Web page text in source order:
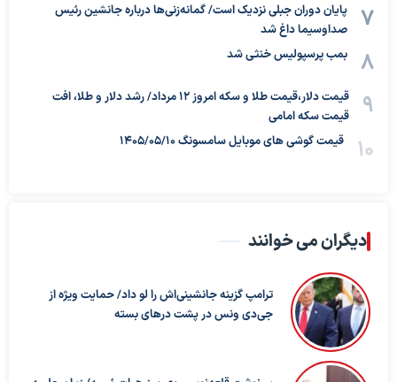
پایان دوران جبلی نزدیک است/ گمانه‌زنی‌ها درباره جانشین رئیس
صداوسیما داغ شد
بمب پرسپولیس خنثی شد
قیمت دلار،قیمت طلا و سکه امروز ۱۲ مرداد/ رشد دلار و طلا، افت
قیمت سکه امامی
قیمت گوشی های موبایل سامسونگ 1405/05/10
دیگران می خوانند
ترامپ گزینه جانشینی‌اش را لو داد/ حمایت ویژه از
جی‌دی ونس در پشت درهای بسته